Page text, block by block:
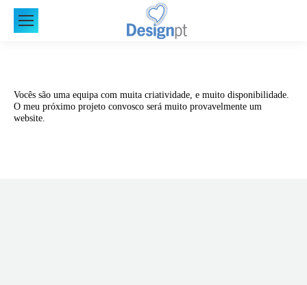
Vocês são uma equipa com muita criatividade, e muito disponibilidade.
O meu próximo projeto convosco será muito provavelmente um
website.